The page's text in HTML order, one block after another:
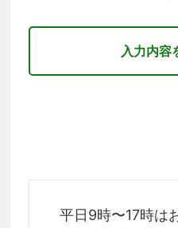
平日9時〜17時は